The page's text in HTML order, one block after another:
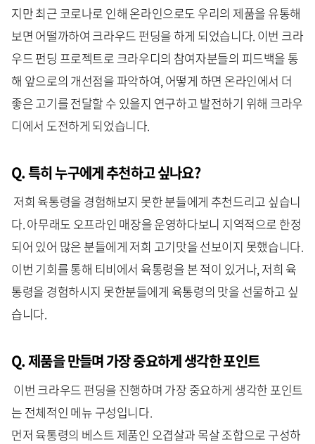
지만 최근 코로나로 인해 온라인으로도 우리의 제품을 유통해
보면 어떨까하여 크라우드 펀딩을 하게 되었습니다. 이번 크라
우드 펀딩 프로젝트로 크라우디의 참여자분들의 피드백을 통
해 앞으로의 개선점을 파악하여, 어떻게 하면 온라인에서 더
좋은 고기를 전달할 수 있을지 연구하고 발전하기 위해 크라우
디에서 도전하게 되었습니다.
Q. 특히 누구에게 추천하고 싶나요?
저희 육통령을 경험해보지 못한 분들에게 추천드리고 싶습니
다. 아무래도 오프라인 매장을 운영하다보니 지역적으로 한정
되어 있어 많은 분들에게 저희 고기맛을 선보이지 못했습니다.
이번 기회를 통해 티비에서 육통령을 본 적이 있거나, 저희 육
통령을 경험하시지 못한분들에게 육통령의 맛을 선물하고 싶
습니다.
Q. 제품을 만들며 가장 중요하게 생각한 포인트
이번 크라우드 펀딩을 진행하며 가장 중요하게 생각한 포인트
는 전체적인 메뉴 구성입니다.
먼저 육통령의 베스트 제품인 오겹살과 목살 조합으로 구성하